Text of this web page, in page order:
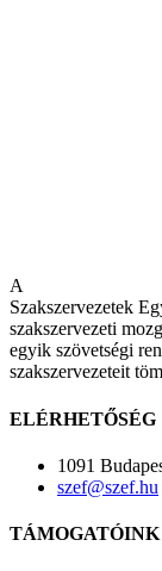
A
Szakszervezetek
szakszervezeti
egyik szövetségi
szakszervezeteit
ELÉRHETŐSÉG
1091
szef@szef.hu
TÁMOGATÓINK